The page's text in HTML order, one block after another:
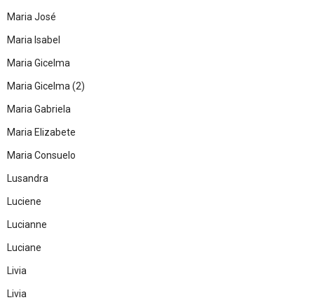
Maria José
Maria Isabel
Maria Gicelma
Maria Gicelma (2)
Maria Gabriela
Maria Elizabete
Maria Consuelo
Lusandra
Luciene
Lucianne
Luciane
Livia
Livia